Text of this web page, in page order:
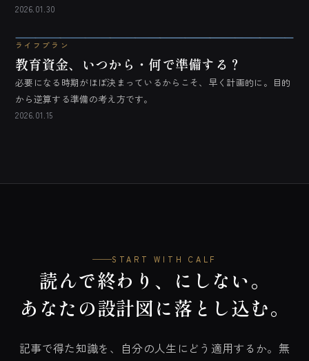
2026.01.30
ライフプラン
教育資金、いつから・何で準備する？
必要になる時期がほぼ決まっているからこそ、早く計画的に。目的
から逆算する準備の考え方です。
2026.01.15
START WITH CALF
読んで終わり、にしない。
あなたの設計図に落とし込む。
記事で得た知識を、自分の人生にどう適用するか。無